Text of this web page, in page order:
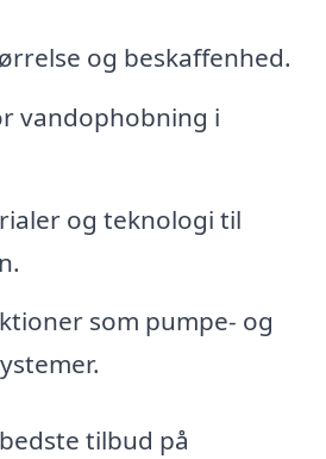
og beskaffenhed.
vandophobning i
og teknologi til
som pumpe- og
tilbud på